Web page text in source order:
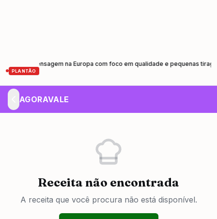
PLANTÃO
na Europa com foco em qualidade e pequenas tiragens
AGORAVALE
Receita não encontrada
A receita que você procura não está disponível.